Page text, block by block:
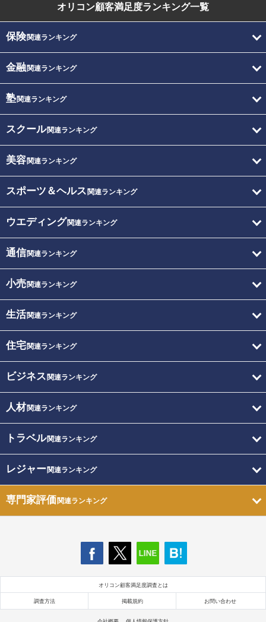
オリコン顧客満足度ランキング一覧
保険関連ランキング
金融関連ランキング
塾関連ランキング
スクール関連ランキング
美容関連ランキング
スポーツ＆ヘルス 関連ランキング
ウエディング関連ランキング
通信関連ランキング
小売関連ランキング
生活関連ランキング
住宅関連ランキング
ビジネス 関連ランキング
人材関連ランキング
トラベル関連ランキング
レジャー関連ランキング
専門家評価関連ランキング
オリコン顧客満足度調査とは
調査方法 掲載規約 お問い合わせ